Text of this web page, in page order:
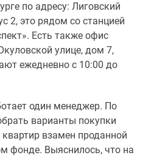
по адресу: Лиговский
2, это рядом со станцией
Есть также офис
улице, дом 7,
ежедневно с 10:00 до
один менеджер. По
варианты покупки
взамен проданной
фонде. Выяснилось, что на